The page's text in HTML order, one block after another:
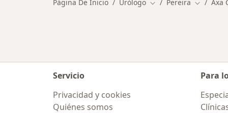
Página De Inicio Urólogo Cambiar de ciudad
Pereira Cambiar
Axa
Servicio
Privacidad y cookies
Quiénes somos
Para